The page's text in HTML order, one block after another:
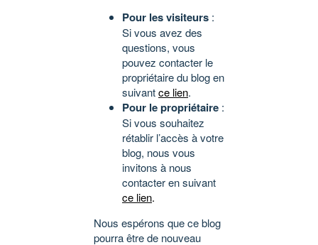
Pour les visiteurs :
Si vous avez des
questions, vous
pouvez contacter le
propriétaire du blog en
suivantce lien.
Pour le propriétaire :
Si vous souhaitez
rétablir l’accès à votre
blog, nous vous
invitons à nous
contacter en suivant
ce lien.
Nous espérons que ce blog
pourra être de nouveau